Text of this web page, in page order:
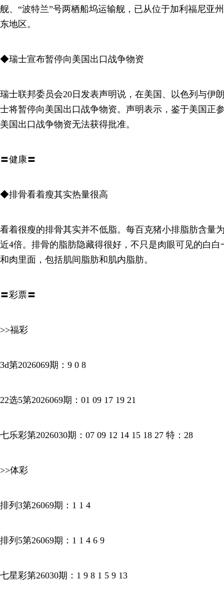
舰、“波特兰”号两栖船坞运输舰，已从位于加利福尼亚
东地区。
◆瑞士宣布暂停向美国出口战争物资
瑞士联邦委员会20日发表声明说，在美国、以色列与伊
士将暂停向美国出口战争物资。声明表示，鉴于美国正
美国出口战争物资无法获得批准。
〓健康〓
◆排骨看着瘦其实热量很高
看着很瘦的排骨其实并不低脂。每百克猪小排脂肪含量
近4倍。排骨的脂肪隐藏得很好，不只是肉眼可见的白
和肉里面，包括肌间脂肪和肌内脂肪。
〓彩票〓
>>福彩
3d第2026069期：9 0 8
22选5第2026069期：01 09 17 19 21
七乐彩第2026030期：07 09 12 14 15 18 27 特：28
>>体彩
排列3第26069期：1 1 4
排列5第26069期：1 1 4 6 9
七星彩第26030期：1 9 8 1 5 9 13